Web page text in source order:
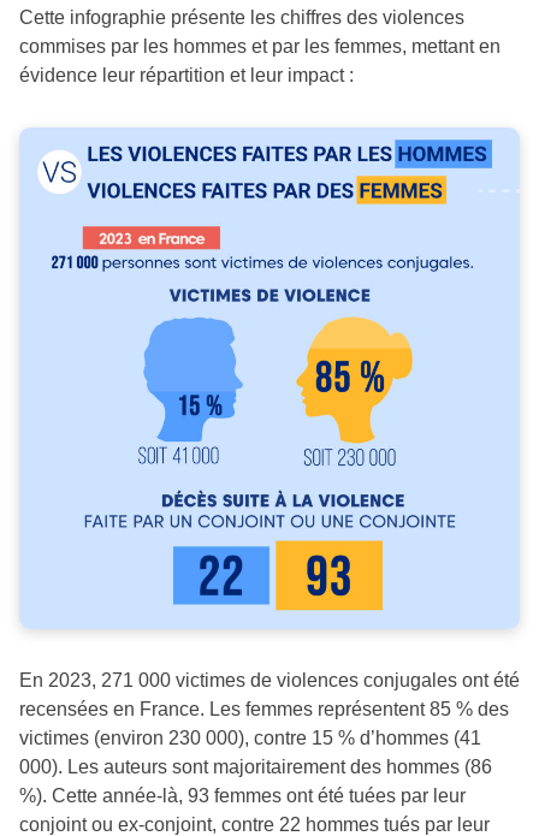
Cette infographie présente les chiffres des violences
commises par les hommes et par les femmes, mettant en
évidence leur répartition et leur impact :
En 2023, 271 000 victimes de violences conjugales ont été
recensées en France. Les femmes représentent 85 % des
victimes (environ 230 000), contre 15 % d’hommes (41
000). Les auteurs sont majoritairement des hommes (86
%). Cette année-là, 93 femmes ont été tuées par leur
conjoint ou ex-conjoint, contre 22 hommes tués par leur